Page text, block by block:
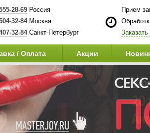
28-69Россия
32-84Москва
32-84 Санкт-Петербург
Прием
/ Оплата Акции